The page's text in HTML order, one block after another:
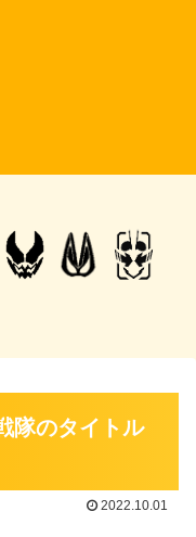
隊のタイトル
2022.10.01